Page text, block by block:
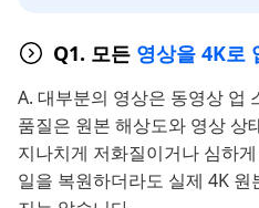
Q1. 모든 영상을 4K로
A. 대부분의 영상은 동영상 업
품질은 원본 해상도와 영상 상
지나치게 저화질이거나 심하
일을 복원하더라도 실제 4K